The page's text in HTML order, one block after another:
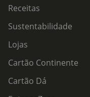
Receitas
Sustentabilidade
Lojas
Cartão Continente
Cartão Dá